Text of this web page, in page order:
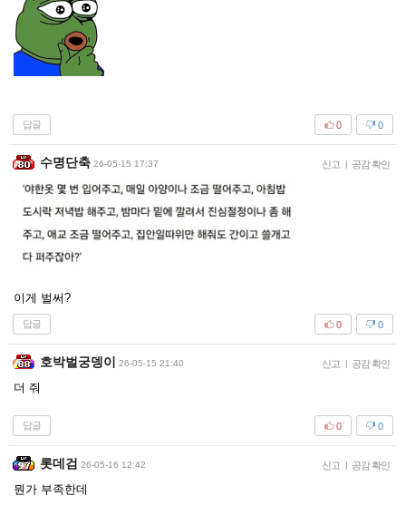
답글 0
0
수명단축 26-05-15 17:37 신고 | 공감 확인
이게 벌써?
답글 0
0
호박벌궁뎅이 26-05-15 21:40 신고 | 공감 확인
더 줘
답글 0
0
롯데검 26-05-16 12:42 신고 | 공감 확인
뭔가 부족한데